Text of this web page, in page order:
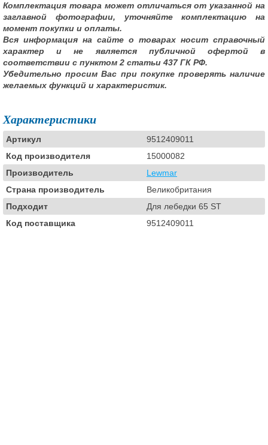
Комплектация товара может отличаться от указанной на
заглавной фотографии, уточняйте комплектацию на
момент покупки и оплаты.
Вся информация на сайте о товарах носит справочный
характер и не является публичной офертой в
соответствии с пунктом 2 статьи 437 ГК РФ.
Убедительно просим Вас при покупке проверять наличие
желаемых функций и характеристик.
Характеристики
Артикул
9512409011
Код производителя
15000082
Производитель
Lewmar
Страна производитель
Великобритания
Подходит
Для лебедки 65 ST
Код поставщика
9512409011